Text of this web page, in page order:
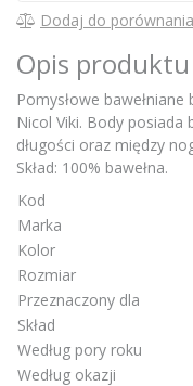
Dodaj do porównania
Opis produktu
Pomysłowe
Nicol Viki. Body posiada
długości oraz między
Skład: 100% bawełna.
Kod
Marka
Kolor
Rozmiar
Przeznaczony dla
Skład
Według pory roku
Według okazji